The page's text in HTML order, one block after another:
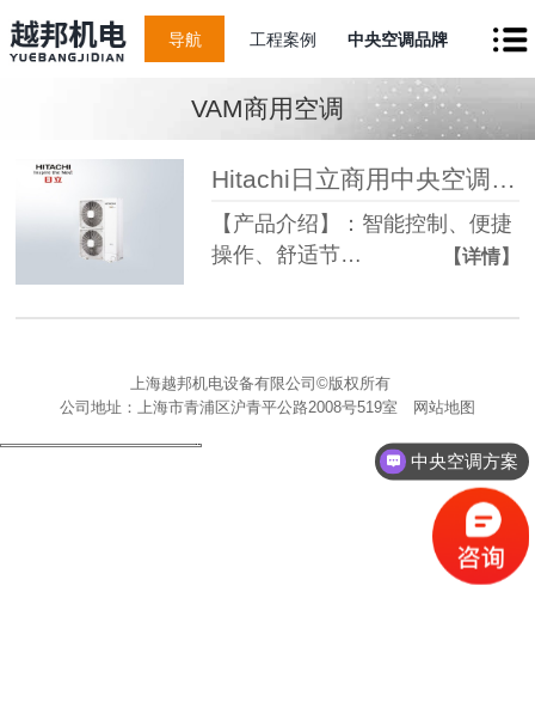
导航 工程案例 中央空调品牌
VAM商用空调
Hitachi日立商用中央空调12匹
【产品介绍】：智能控制、便捷
操作、舒适节…
【详情】
上海越邦机电设备有限公司©版权所有
公司地址：上海市青浦区沪青平公路2008号519室
网站地图
中央空调方案